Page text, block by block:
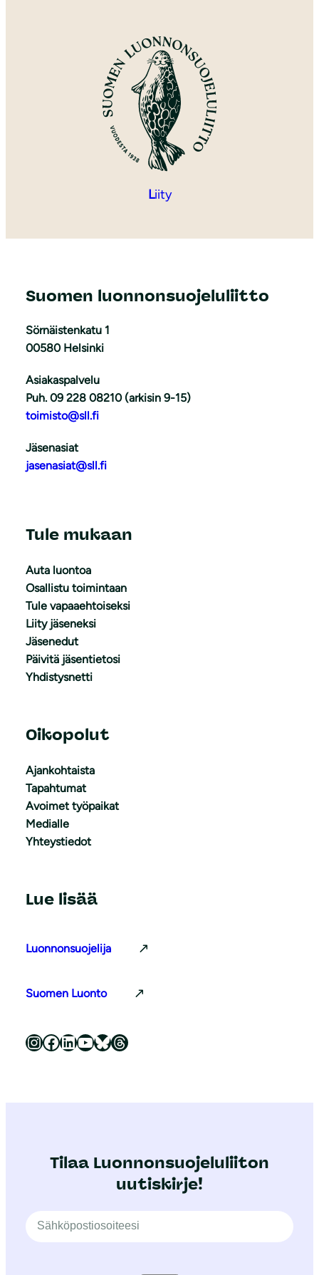
Liity
Suomen luonnonsuojeluliitto
Sörnäistenkatu 1
00580 Helsinki
Asiakaspalvelu
Puh. 09 228 08210 (arkisin 9-15)
toimisto@sll.fi
Jäsenasiat
jasenasiat@sll.fi
Tule mukaan
Auta luontoa
Osallistu toimintaan
Tule vapaaehtoiseksi
Liity jäseneksi
Jäsenedut
Päivitä jäsentietosi
Yhdistysnetti
Oikopolut
Ajankohtaista
Tapahtumat
Avoimet työpaikat
Medialle
Yhteystiedot
Lue lisää
Luonnonsuojelija
Suomen Luonto
Luonnonsuojeluliitto Instagramissa Luonnonsuojeluliitto Facebookissa Luonnonsuojeluliitto LinkedInissä Luonnonsuojeluliiton YouTube-kanava Luonnonsuojeluliitto Blueskyssa Luonnonsuojeluliitto Threadsissa
Tilaa Luonnonsuojeluliiton
uutiskirje!